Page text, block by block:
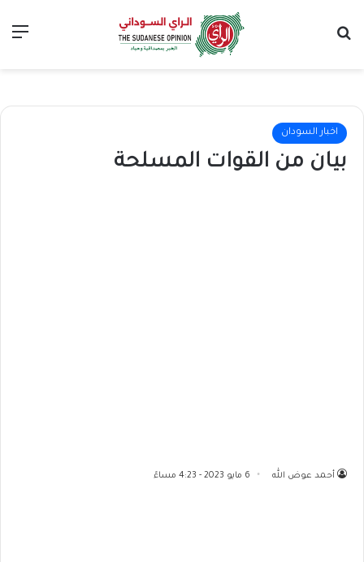
اخبار السودان
بيان من القوات المسلحة
أحمد عوض الله 6 مايو 2023 - 4:23 مساءً